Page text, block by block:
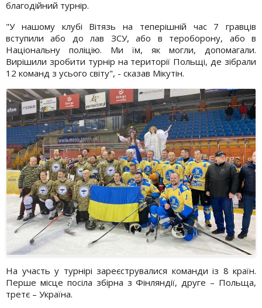
благодійний турнір.
"У нашому клубі Вітязь на теперішній час 7 гравців
вступили або до лав ЗСУ, або в тероборону, або в
Національну поліцію. Ми їм, як могли, допомагали.
Вирішили зробити турнір на території Польщі, де зібрали
12 команд з усього світу", - сказав Мікутін.
На участь у турнірі зареєструвалися команди із 8 країн.
Перше місце посіла збірна з Фінляндії, друге – Польща,
третє – Україна.